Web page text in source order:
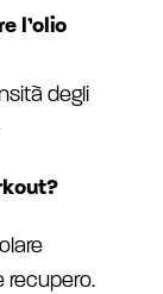
l’olio
degli
recupero.